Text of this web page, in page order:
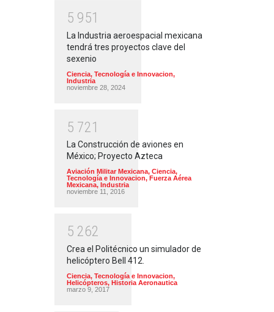
5 951
La Industria aeroespacial mexicana
tendrá tres proyectos clave del
sexenio
Ciencia, Tecnología e Innovacion,
Industria
noviembre 28, 2024
5 721
La Construcción de aviones en
México; Proyecto Azteca
Aviación Militar Mexicana, Ciencia,
Tecnología e Innovacion, Fuerza Aérea
Mexicana, Industria
noviembre 11, 2016
5 262
Crea el Politécnico un simulador de
helicóptero Bell 412.
Ciencia, Tecnología e Innovacion,
Helicópteros, Historia Aeronautica
marzo 9, 2017